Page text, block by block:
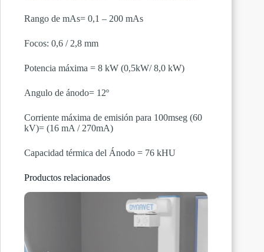
Rango de mAs= 0,1 – 200 mAs
Focos: 0,6 / 2,8 mm
Potencia máxima = 8 kW (0,5kW/ 8,0 kW)
Angulo de ánodo= 12º
Corriente máxima de emisión para 100mseg (60
kV)= (16 mA / 270mA)
Capacidad térmica del Ánodo = 76 kHU
Productos relacionados